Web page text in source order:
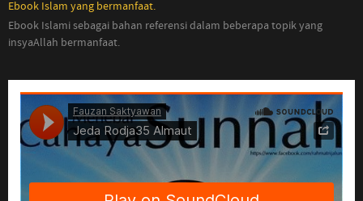
Ebook Islam yang bermanfaat.
Ebook Islami sebagai bahan referensi dalam beberapa topik yang
insyaAllah bermanfaat.